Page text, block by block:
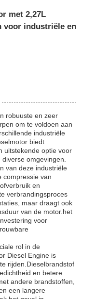
met 2,27L
voor industriële en
robuuste en zeer
om te voldoen aan
industriële
biedt
uitstekende optie voor
omgevingen.
van deze industriële
compressie van
en
verbrandingsproces
maar draagt ook
van de motor.het
voor
rol in de
Diesel Engine is
rijden.Dieselbrandstof
en betere
andere brandstoffen,
een langere